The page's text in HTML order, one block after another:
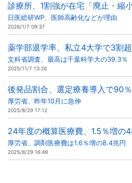
診療所、1割強が在宅「廃止・縮
日医総研WP、医師高齢化などが理由
2026/1/7 09:37
薬学部退学率、私立4大学で3割超
文科省調査、最高は千葉科学大の39.3％
2025/11/7 13:26
後発品割合、選定療養導入で90
厚労省、昨年10月に急伸
2025/8/29 17:12
24年度の概算医療費、1.5％増の
厚労省、調剤医療費は1.6％増の8.4兆円
2025/8/29 16:49